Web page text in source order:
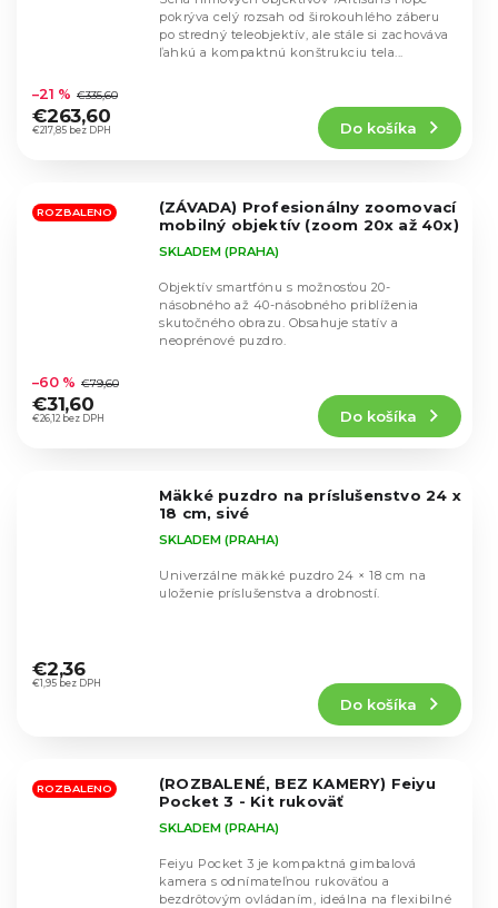
hodnotenie
produktu
je
hviezdičiek.
€217,85 bez DPH
–21 % €335,60
€263,60
Do košíka
pokrýva celý rozsah od širokouhlého záberu
po stredný teleobjektív, ale stále si zachováva
ľahkú a kompaktnú konštrukciu tela...
ROZBALENO
(ZÁVADA) Profesionálny zoomovací
mobilný objektív (zoom 20x až 40x)
hodnotenie
produktu
je
SKLADEM (PRAHA)
€26,12 bez DPH
–60 % €79,60
€31,60
Do košíka
Objektív smartfónu s možnosťou 20-
násobného až 40-násobného priblíženia
skutočného obrazu. Obsahuje statív a
neoprénové puzdro.
Mäkké puzdro na príslušenstvo 24 x
18 cm, sivé
hodnotenie
produktu
hviezdičiek.
SKLADEM (PRAHA)
€1,95 bez DPH
€2,36
Do košíka
Univerzálne mäkké puzdro 24 × 18 cm na
uloženie príslušenstva a drobností.
ROZBALENO
(ROZBALENÉ, BEZ KAMERY) Feiyu
Pocket 3 - Kit rukoväť
SKLADEM (PRAHA)
Feiyu Pocket 3 je kompaktná gimbalová
kamera s odnímateľnou rukoväťou a
bezdrôtovým ovládaním, ideálna na flexibilné